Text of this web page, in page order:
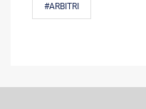
#ARBITRI